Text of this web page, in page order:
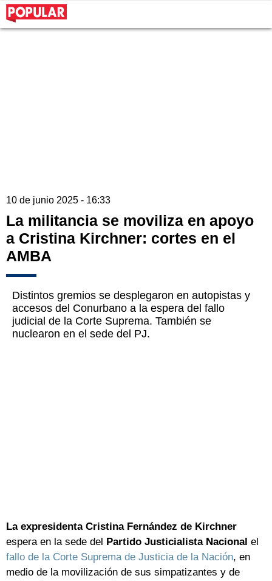
10 de junio 2025 - 16:33
La militancia se moviliza en apoyo
a Cristina Kirchner: cortes en el
AMBA
Distintos gremios se desplegaron en autopistas y
accesos del Conurbano a la espera del fallo
judicial de la Corte Suprema. También se
nuclearon en el sede del PJ.
La expresidenta Cristina Fernández de Kirchner
espera en la sede del Partido Justicialista Nacional el
fallo de la Corte Suprema de Justicia de la Nación, en
medio de la movilización de sus simpatizantes y de